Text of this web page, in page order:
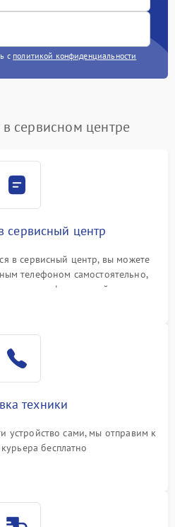
с политикой конфиденциальности
сервисном центре
центр
в сервисный центр, вы можете
телефоном самостоятельно,
номер телефона на сайте
техники
устройство сами, мы отправим к
бесплатно